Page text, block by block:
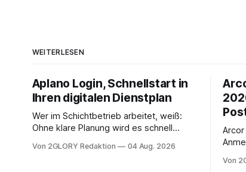
WEITERLESEN
Aplano Login, Schnellstart in
Ihren digitalen Dienstplan
Wer im Schichtbetrieb arbeitet, weiß:
Ohne klare Planung wird es schnell
zentraler Zugangspunkt, um dienstpläne,
Von 2GLORY Redaktion 04 Aug. 2026
Arcor
noch
Von